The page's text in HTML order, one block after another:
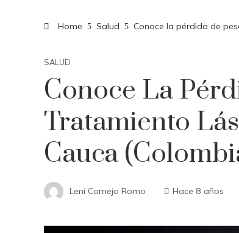
Home Salud Conoce la pérdida de
SALUD
Conoce La
Tratamiento
Cauca
Leni Comejo Romo Hace 8 años